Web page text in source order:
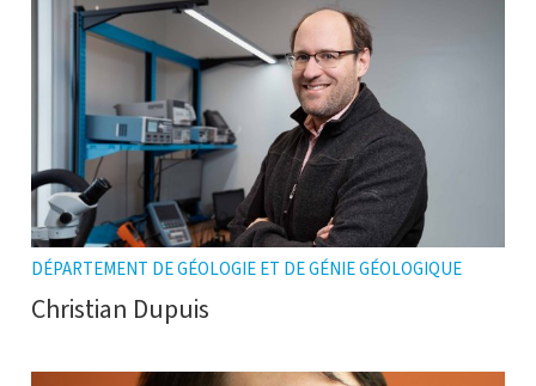
DÉPARTEMENT DE GÉOLOGIE ET DE GÉNIE GÉOLOGIQUE
Christian Dupuis